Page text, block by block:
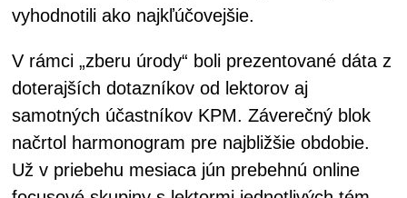
vyhodnotili ako najkľúčovejšie.
V rámci „zberu úrody“ boli prezentované dáta z
doterajších dotazníkov od lektorov aj
samotných účastníkov KPM. Záverečný blok
načrtol harmonogram pre najbližšie obdobie.
Už v priebehu mesiaca jún prebehnú online